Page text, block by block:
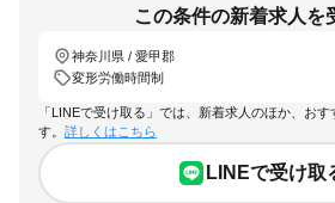
この条件の新着求人を
神奈川県 / 愛甲郡
変形労働時間制
「LINEで受け取る」では、新着求人のほか、お
す。 詳しくはこちら
LINEで受け取